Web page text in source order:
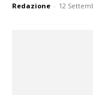
Redazione - 12